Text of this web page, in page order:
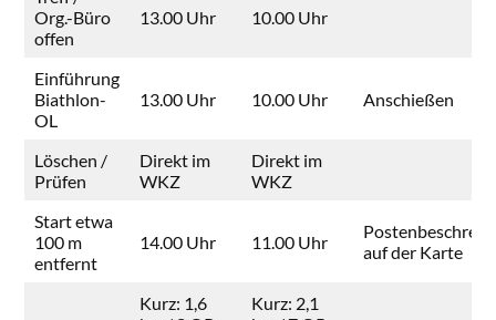
Org.-Büro
offen
13.00 Uhr 10.00 Uhr
Einführung
Biathlon-
OL
13.00 Uhr 10.00 Uhr Anschießen
Löschen /
Prüfen
Direkt im
WKZ
Direkt im
WKZ
Start etwa
100 m
entfernt
14.00 Uhr 11.00 Uhr
auf der Karte
Kurz: 1,6
Kurz: 2,1